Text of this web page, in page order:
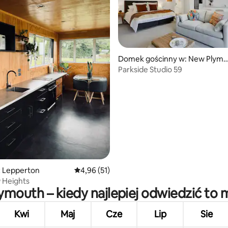
liczba recenzji: 57
Lepperton Średnia ocena: 4,96 na 5, liczba recenzji: 51
4,96 (51)
Heights
Domek gościnny w: New Plymou
th
Parkside Studio 59
– kiedy najlepiej odwiedzić to
Kwi Maj Cze Lip Sie